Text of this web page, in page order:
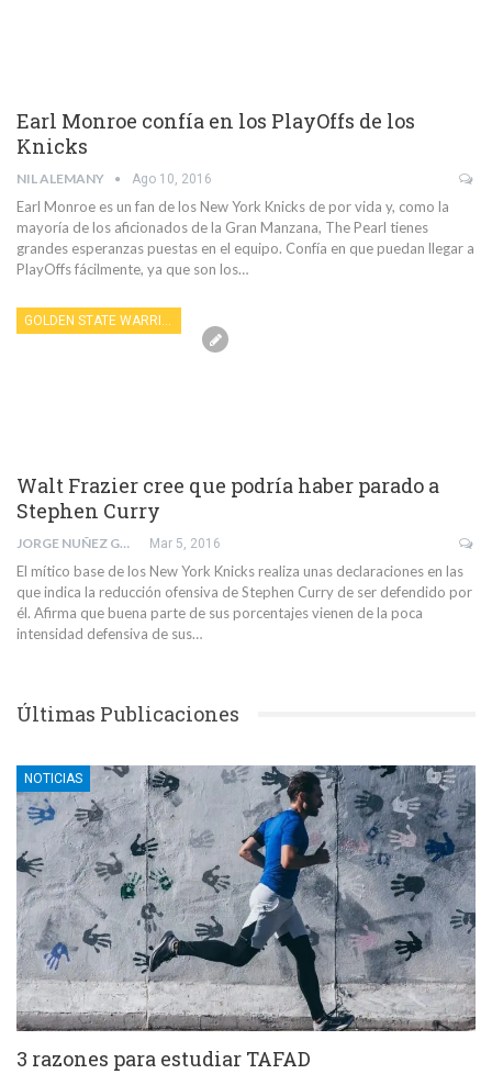
Earl Monroe confía en los PlayOffs de los
Knicks
NIL ALEMANY Ago 10, 2016
Earl Monroe es un fan de los New York Knicks de por vida y, como la
mayoría de los aficionados de la Gran Manzana, The Pearl tienes
grandes esperanzas puestas en el equipo. Confía en que puedan llegar a
PlayOffs fácilmente, ya que son los…
GOLDEN STATE WARRIORS
Walt Frazier cree que podría haber parado a
Stephen Curry
JORGE NUÑEZ GARCÍA Mar 5, 2016
El mítico base de los New York Knicks realiza unas declaraciones en las
que indica la reducción ofensiva de Stephen Curry de ser defendido por
él. Afirma que buena parte de sus porcentajes vienen de la poca
intensidad defensiva de sus…
Últimas Publicaciones
NOTICIAS
3 razones para estudiar TAFAD